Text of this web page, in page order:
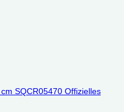
SQCR05470 Offizielles